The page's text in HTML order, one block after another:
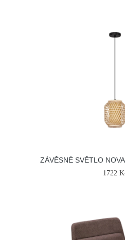
ZÁVĚSNÉ SVĚTLO
1722